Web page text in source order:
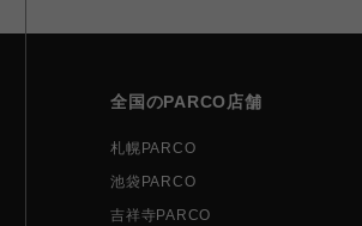
全国のPARCO店舗
札幌PARCO
池袋PARCO
吉祥寺PARCO